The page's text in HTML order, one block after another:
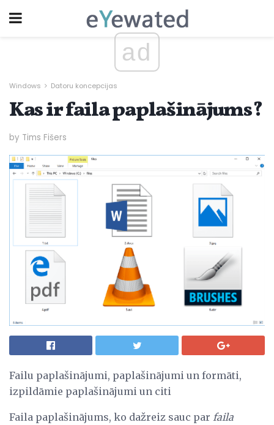
ad
Windows Datoru koncepcijas
Kas ir faila paplašinājums?
by Tims Fišers
Failu paplašinājumi, paplašinājumi un formāti,
izpildāmie paplašinājumi un citi
Faila paplašinājums, ko dažreiz sauc par faila